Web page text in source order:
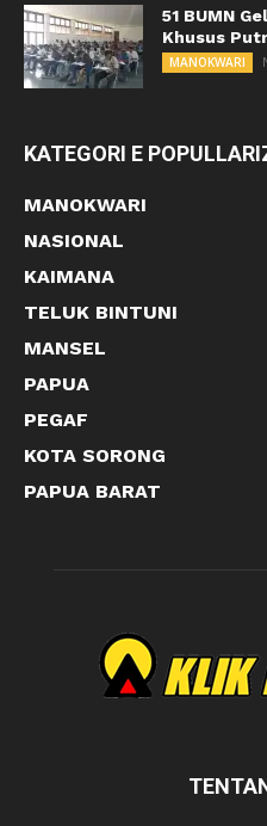
51 BUMN
Khusus
MANOKWARI
KATEGORI E
MANOKWARI
NASIONAL
KAIMANA
TELUK BINTUNI
MANSEL
PAPUA
PEGAF
KOTA SORONG
PAPUA BARAT